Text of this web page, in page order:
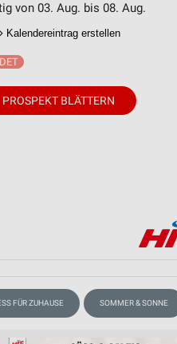
von 03. Aug. bis 08. Aug.
Kalendereintrag erstellen
PROSPEKT BLÄTTERN
FÜR ZUHAUSE SOMMER & SONNE